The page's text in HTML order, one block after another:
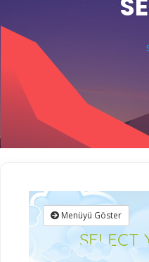
Menüyü Göster
SELECT